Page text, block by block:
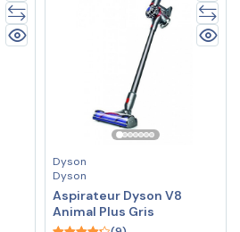
Dyson
Dyson
Aspirateur Dyson V8
Animal Plus Gris